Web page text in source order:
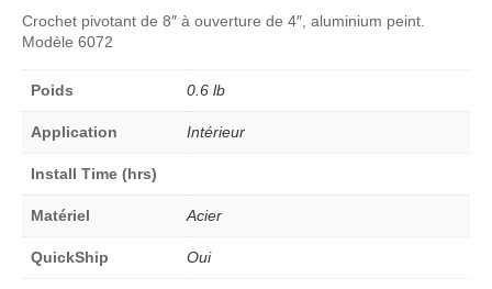
Crochet pivotant de 8″ à ouverture de 4″, aluminium peint.
Modèle 6072
Poids 0.6 lb
Application Intérieur
Install Time (hrs)
Matériel Acier
QuickShip Oui